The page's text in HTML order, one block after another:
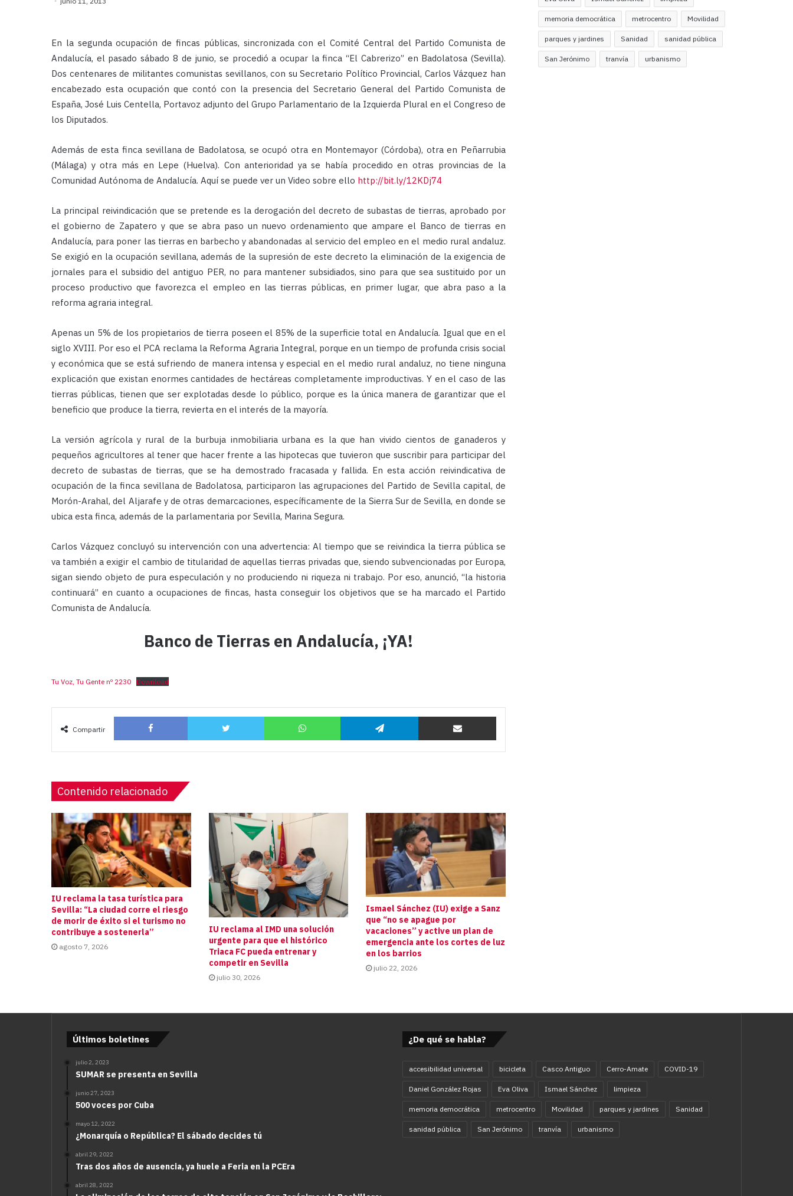
En la segunda ocupación de fincas públicas, sincronizada con el Comité Central del Partido Comunista de
Andalucía, el pasado sábado 8 de junio, se procedió a ocupar la finca “El Cabrerizo” en Badolatosa (Sevilla).
Dos centenares de militantes comunistas sevillanos, con su Secretario Político Provincial, Carlos Vázquez han
encabezado esta ocupación que contó con la presencia del Secretario General del Partido Comunista de
España, José Luis Centella, Portavoz adjunto del Grupo Parlamentario de la Izquierda Plural en el Congreso de
los Diputados.
Además de esta finca sevillana de Badolatosa, se ocupó otra en Montemayor (Córdoba), otra en Peñarrubia
(Málaga) y otra más en Lepe (Huelva). Con anterioridad ya se había procedido en otras provincias de la
Comunidad Autónoma de Andalucía. Aquí se puede ver un Video sobre ello http://bit.ly/12KDj74
La principal reivindicación que se pretende es la derogación del decreto de subastas de tierras, aprobado por
el gobierno de Zapatero y que se abra paso un nuevo ordenamiento que ampare el Banco de tierras en
Andalucía, para poner las tierras en barbecho y abandonadas al servicio del empleo en el medio rural andaluz.
Se exigió en la ocupación sevillana, además de la supresión de este decreto la eliminación de la exigencia de
jornales para el subsidio del antiguo PER, no para mantener subsidiados, sino para que sea sustituido por un
proceso productivo que favorezca el empleo en las tierras públicas, en primer lugar, que abra paso a la
reforma agraria integral.
Apenas un 5% de los propietarios de tierra poseen el 85% de la superficie total en Andalucía. Igual que en el
siglo XVIII. Por eso el PCA reclama la Reforma Agraria Integral, porque en un tiempo de profunda crisis social
y económica que se está sufriendo de manera intensa y especial en el medio rural andaluz, no tiene ninguna
explicación que existan enormes cantidades de hectáreas completamente improductivas. Y en el caso de las
tierras públicas, tienen que ser explotadas desde lo público, porque es la única manera de garantizar que el
beneficio que produce la tierra, revierta en el interés de la mayoría.
La versión agrícola y rural de la burbuja inmobiliaria urbana es la que han vivido cientos de ganaderos y
pequeños agricultores al tener que hacer frente a las hipotecas que tuvieron que suscribir para participar del
decreto de subastas de tierras, que se ha demostrado fracasada y fallida. En esta acción reivindicativa de
ocupación de la finca sevillana de Badolatosa, participaron las agrupaciones del Partido de Sevilla capital, de
Morón-Arahal, del Aljarafe y de otras demarcaciones, específicamente de la Sierra Sur de Sevilla, en donde se
ubica esta finca, además de la parlamentaria por Sevilla, Marina Segura.
Carlos Vázquez concluyó su intervención con una advertencia: Al tiempo que se reivindica la tierra pública se
va también a exigir el cambio de titularidad de aquellas tierras privadas que, siendo subvencionadas por Europa,
sigan siendo objeto de pura especulación y no produciendo ni riqueza ni trabajo. Por eso, anunció, “la historia
continuará” en cuanto a ocupaciones de fincas, hasta conseguir los objetivos que se ha marcado el Partido
Comunista de Andalucía.
Banco de Tierras en Andalucía, ¡YA!
Tu Voz, Tu Gente nº 2230 Download
Compartir
Facebook Twitter WhatsApp Telegram Compartir por correo
Contenido relacionado
IU reclama la tasa turística para
Sevilla: “La ciudad corre el riesgo
de morir de éxito si el turismo no
contribuye a sostenerla”
agosto 7, 2026
IU reclama al IMD una solución
urgente para que el histórico
Triaca FC pueda entrenar y
competir en Sevilla
julio 30, 2026
Ismael Sánchez (IU) exige a Sanz
que “no se apague por
vacaciones” y active un plan de
emergencia ante los cortes de luz
en los barrios
julio 22, 2026
memoria democrática metrocentro Movilidad
parques y jardines Sanidad sanidad pública
San Jerónimo tranvía urbanismo
Últimos boletines
julio 2, 2023
SUMAR se presenta en Sevilla
junio 27, 2023
500 voces por Cuba
mayo 12, 2022
¿Monarquía o República? El sábado decides tú
abril 29, 2022
Tras dos años de ausencia, ya huele a Feria en la PCEra
abril 28, 2022
¿De qué se habla?
accesibilidad universal bicicleta Casco Antiguo Cerro-Amate COVID-19
Daniel González Rojas Eva Oliva Ismael Sánchez limpieza
memoria democrática metrocentro Movilidad parques y jardines Sanidad
sanidad pública San Jerónimo tranvía urbanismo